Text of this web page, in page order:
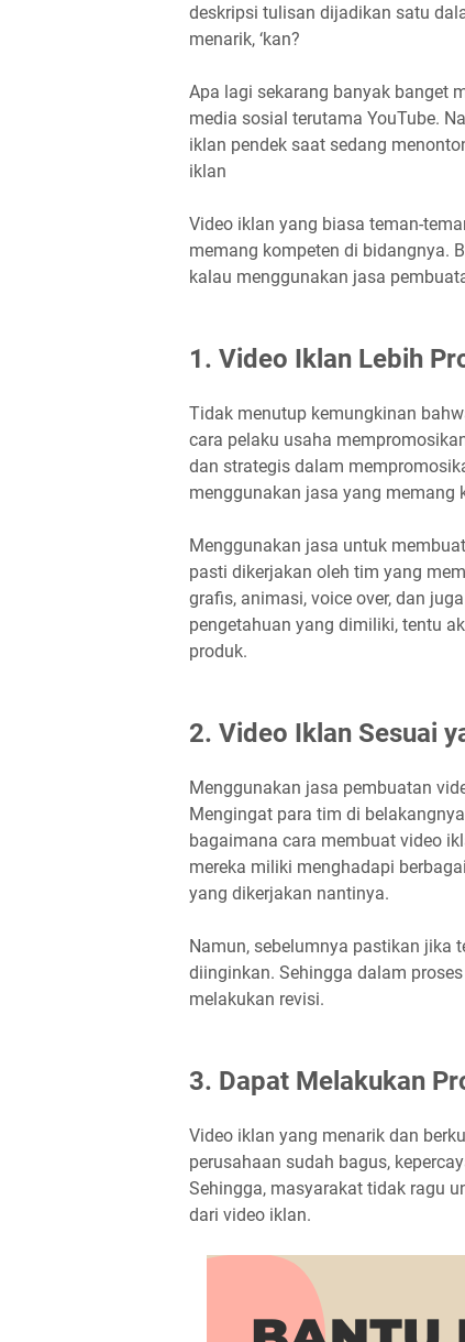
deskripsi tulisan dijadikan satu
menarik, ‘kan?
Apa lagi sekarang banyak banget
media sosial terutama YouTube.
iklan pendek saat sedang
iklan
Video iklan yang biasa teman-
memang kompeten di bidangnya.
kalau menggunakan jasa
1. Video Iklan Lebih
Tidak menutup kemungkinan
cara pelaku usaha
dan strategis dalam
menggunakan jasa yang memang
Menggunakan jasa untuk
pasti dikerjakan oleh tim yang
grafis, animasi, voice over, dan
pengetahuan yang dimiliki, tentu
produk.
2. Video Iklan Sesuai
Menggunakan jasa pembuatan
Mengingat para tim di
bagaimana cara membuat video
mereka miliki menghadapi
yang dikerjakan nantinya.
Namun, sebelumnya pastikan jika
diinginkan. Sehingga dalam
melakukan revisi.
3. Dapat Melakukan
Video iklan yang menarik dan
perusahaan sudah bagus,
Sehingga, masyarakat tidak ragu
dari video iklan.